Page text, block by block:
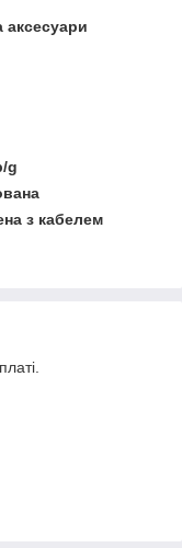
аксесуари
g
з кабелем